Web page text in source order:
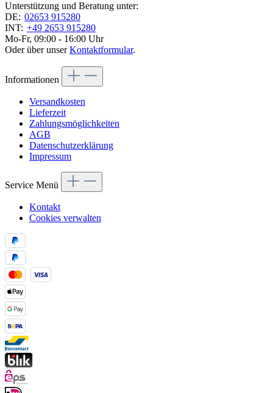
Unterstützung und Beratung unter:
DE: 02653 915280
INT: +49 2653 915280
Mo-Fr, 09:00 - 16:00 Uhr
Oder über unserKontaktformular.
Informationen
Versandkosten
Lieferzeit
Zahlungsmöglichkeiten
AGB
Datenschutzerklärung
Impressum
Service Menü
Kontakt
Cookies verwalten